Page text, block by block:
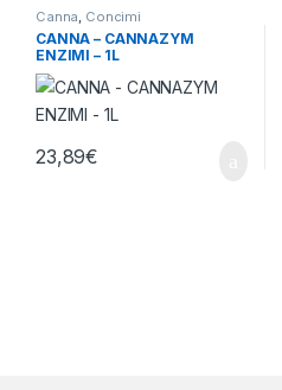
Canna, Concimi
CANNA – CANNAZYM
ENZIMI – 1L
23,89€